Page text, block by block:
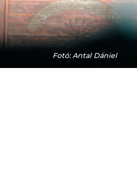
Fotó: Antal Dániel